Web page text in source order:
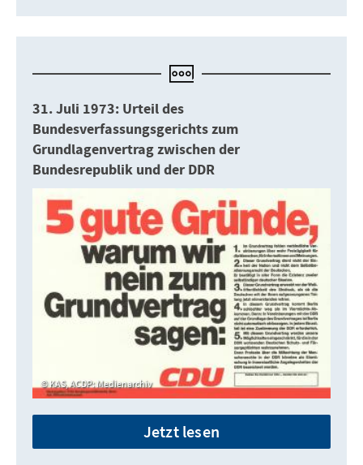
31. Juli 1973: Urteil des
Bundesverfassungsgerichts zum
Grundlagenvertrag zwischen der
Bundesrepublik und der DDR
KAS, ACDP: Medienarchiv
Jetzt lesen